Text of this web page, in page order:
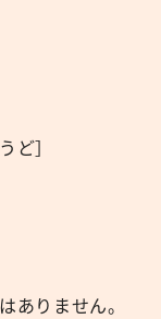
ど］
ありません。